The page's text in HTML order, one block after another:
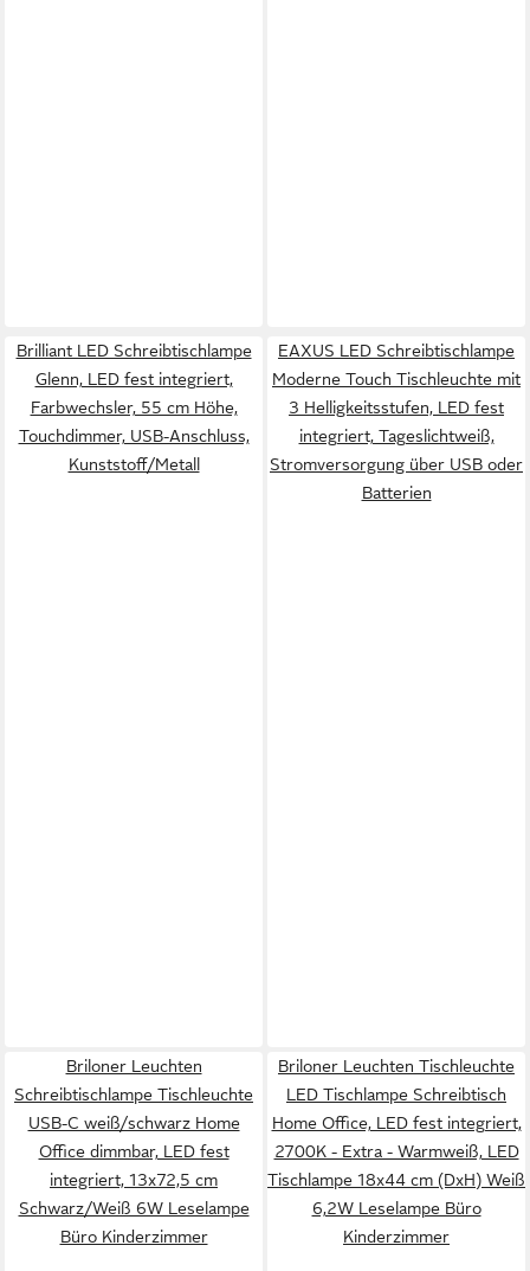
Brilliant LED Schreibtischlampe
Glenn, LED fest integriert,
Farbwechsler, 55 cm Höhe,
Touchdimmer, USB-Anschluss,
Kunststoff/Metall
EAXUS LED Schreibtischlampe
Moderne Touch Tischleuchte mit
3 Helligkeitsstufen, LED fest
integriert, Tageslichtweiß,
Stromversorgung über USB oder
Batterien
Briloner Leuchten
Schreibtischlampe Tischleuchte
USB-C weiß/schwarz Home
Office dimmbar, LED fest
integriert, 13x72,5 cm
Schwarz/Weiß 6W Leselampe
Büro Kinderzimmer
Briloner Leuchten Tischleuchte
LED Tischlampe Schreibtisch
Home Office, LED fest integriert,
2700K - Extra - Warmweiß, LED
Tischlampe 18x44 cm (DxH) Weiß
6,2W Leselampe Büro
Kinderzimmer